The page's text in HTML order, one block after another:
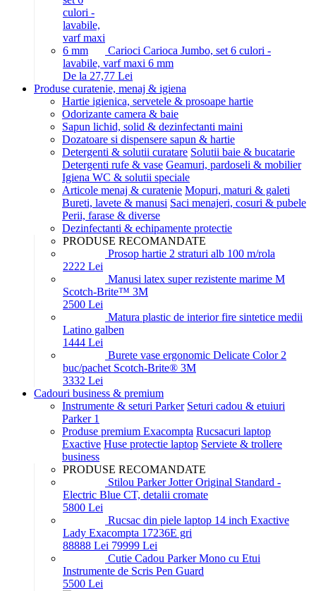
Carioci Carioca Jumbo, set 6 culori -
lavabile, varf maxi 6 mm
De la 27,77 Lei
Produse curatenie, menaj & igiena
Hartie igienica, servetele & prosoape hartie
Odorizante camera & baie
Sapun lichid, solid & dezinfectanti maini
Dozatoare si dispensere sapun & hartie
Detergenti & solutii curatare Solutii baie & bucatarie
Detergenti rufe & vase Geamuri, pardoseli & mobilier
Igiena WC & solutii speciale
Articole menaj & curatenie Mopuri, maturi & galeti
Bureti, lavete & manusi Saci menajeri, cosuri & pubele
Perii, farase & diverse
Dezinfectanti & echipamente protectie
PRODUSE RECOMANDATE
Prosop hartie 2 straturi alb 100 m/rola
2222 Lei
Manusi latex super rezistente marime M
Scotch-Brite™ 3M
2500 Lei
Matura plastic de interior fire sintetice medii
Latino galben
1444 Lei
Burete vase ergonomic Delicate Color 2
buc/pachet Scotch-Brite® 3M
3332 Lei
Cadouri business & premium
Instrumente & seturi Parker Seturi cadou & etuiuri
Parker 1
Produse premium Exacompta Rucsacuri laptop
Exactive Huse protectie laptop Serviete & trollere
business
PRODUSE RECOMANDATE
Stilou Parker Jotter Original Standard -
Electric Blue CT, detalii cromate
5800 Lei
Rucsac din piele laptop 14 inch Exactive
Lady Exacompta 17236E gri
88888 Lei 79999 Lei
Cutie Cadou Parker Mono cu Etui
Instrumente de Scris Pen Guard
5500 Lei